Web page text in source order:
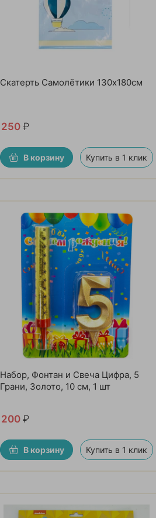
Скатерть Самолётики 130х180см
250 ₽
В корзину Купить в 1 клик
Набор, Фонтан и Свеча Цифра, 5
Грани, Золото, 10 см, 1 шт
200 ₽
В корзину Купить в 1 клик